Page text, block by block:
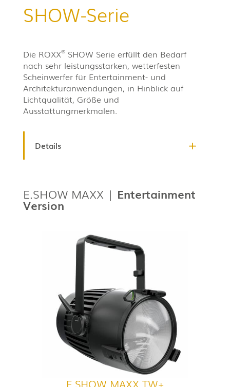
SHOW-Serie
Die ROXX®SHOW Serie erfüllt den Bedarf
nach sehr leistungsstarken, wetterfesten
Scheinwerfer für Entertainment- und
Architekturanwendungen, in Hinblick auf
Lichtqualität, Größe und
Ausstattungmerkmalen.
Details
E.SHOW MAXX | Entertainment
Version
E.SHOW MAXX TW+